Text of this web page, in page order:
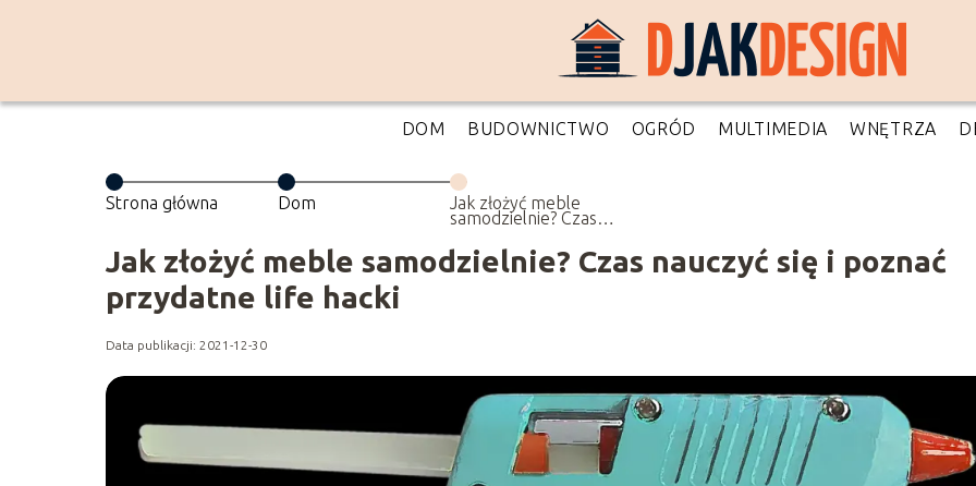
DOM BUDOWNICTWO OGRÓD MULTIMEDIA WNĘTRZA
Strona główna Dom Jak złożyć meble
samodzielnie? Czas
przydatne life hacki
Jak złożyć meble samodzielnie? Czas nauczyć się i poznać
przydatne life hacki
Data publikacji: 2021-12-30